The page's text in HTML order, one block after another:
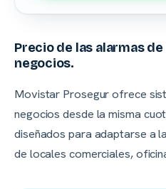
Precio de las alarmas
negocios.
Movistar Prosegur ofrece
negocios desde la misma
diseñados para adaptarse a
de locales comerciales,